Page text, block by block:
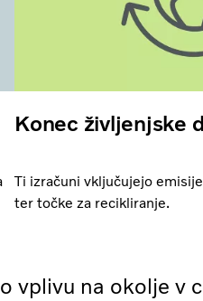
Konec življenjske
Ti izračuni vključujejo
ter točke za recikliranje.
vplivu na okolje v